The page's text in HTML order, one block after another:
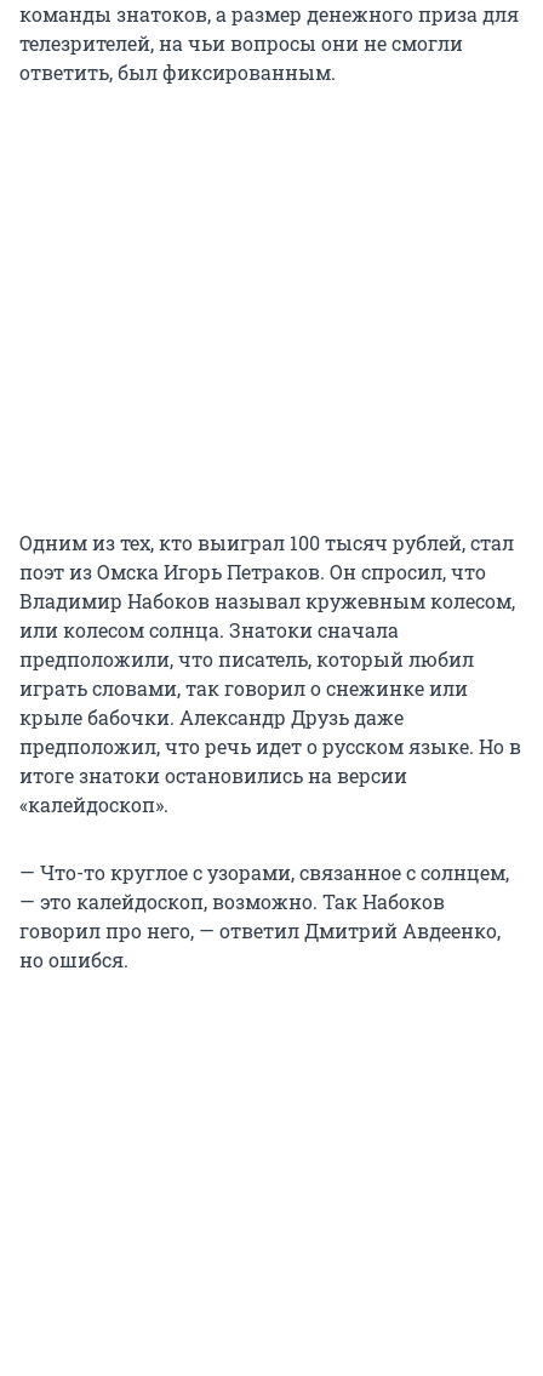
команды знатоков, а размер денежного приза для
телезрителей, на чьи вопросы они не смогли
ответить, был фиксированным.
Одним из тех, кто выиграл 100 тысяч рублей, стал
поэт из Омска Игорь Петраков. Он спросил, что
Владимир Набоков называл кружевным колесом,
или колесом солнца. Знатоки сначала
предположили, что писатель, который любил
играть словами, так говорил о снежинке или
крыле бабочки. Александр Друзь даже
предположил, что речь идет о русском языке. Но в
итоге знатоки остановились на версии
«калейдоскоп».
— Что-то круглое с узорами, связанное с солнцем,
— это калейдоскоп, возможно. Так Набоков
говорил про него, — ответил Дмитрий Авдеенко,
но ошибся.